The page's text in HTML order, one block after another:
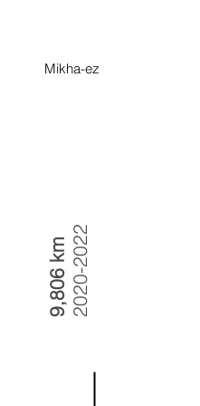
9,806 km2020-2022
Mikha-ez